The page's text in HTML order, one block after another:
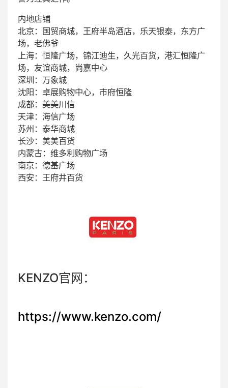
内地店铺
北京：国贸商城，王府半岛酒店，乐天银泰，东方广
场，老佛爷
上海：恒隆广场，锦江迪生，久光百货，港汇恒隆广
场，友谊商城，尚嘉中心
深圳：万象城
沈阳：卓展购物中心，市府恒隆
成都：美美川信
天津：海信广场
苏州：泰华商城
长沙：美美百货
内蒙古：维多利购物广场
南京：德基广场
西安：王府井百货
KENZO官网：
https://www.kenzo.com/